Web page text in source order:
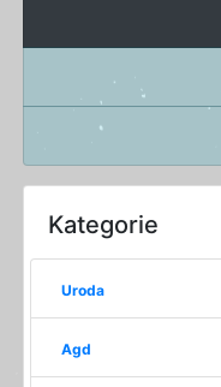
Kategorie
Uroda
Agd